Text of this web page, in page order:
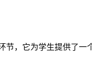
，它为学生提供了一